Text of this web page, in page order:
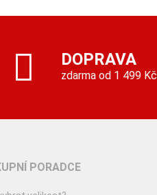
DOPRAVA
zdarma od 1 499 Kč
PORADCE